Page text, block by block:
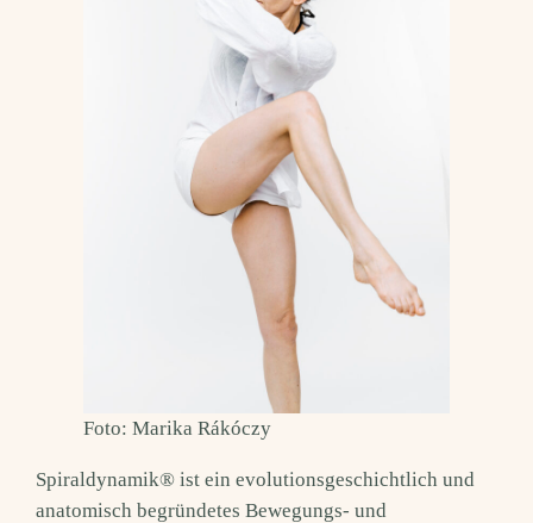
Foto: Marika Rákóczy
Spiraldynamik® ist ein evolutionsgeschichtlich und
anatomisch begründetes Bewegungs- und